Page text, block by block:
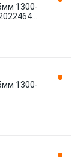
1300-
1300-